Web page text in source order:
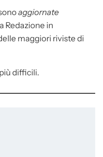
aggiornate
Redazione in
maggiori riviste di
difficili.